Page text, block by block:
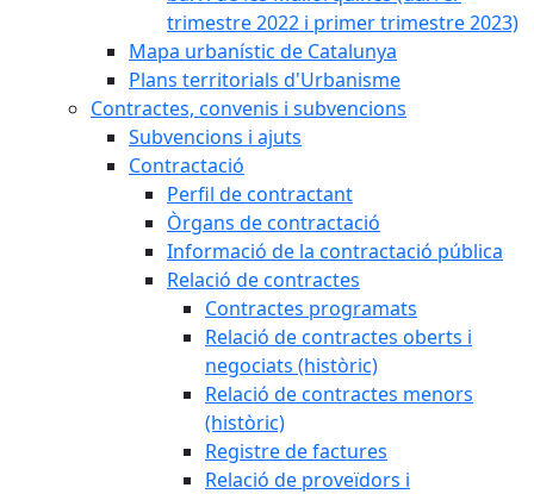
trimestre 2022 i primer trimestre 2023)
Mapa urbanístic de Catalunya
Plans territorials d'Urbanisme
Contractes, convenis i subvencions
Subvencions i ajuts
Contractació
Perfil de contractant
Òrgans de contractació
Informació de la contractació pública
Relació de contractes
Contractes programats
Relació de contractes oberts i
negociats (històric)
Relació de contractes menors
(històric)
Registre de factures
Relació de proveïdors i